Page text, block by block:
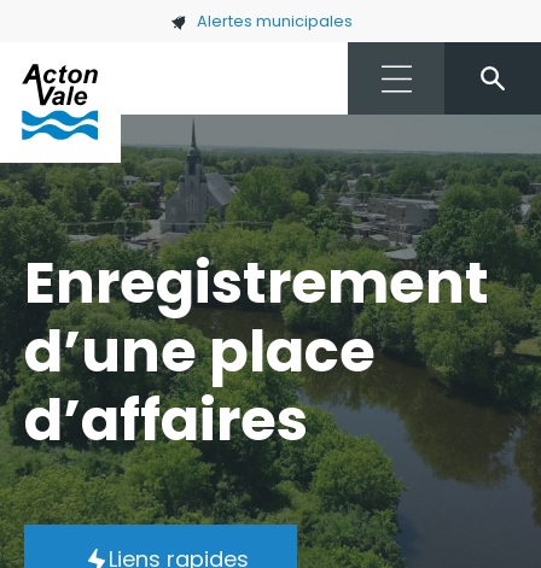
Skip to main content Alertes municipales
Enregistrement
d’une place
d’affaires
Liens rapides